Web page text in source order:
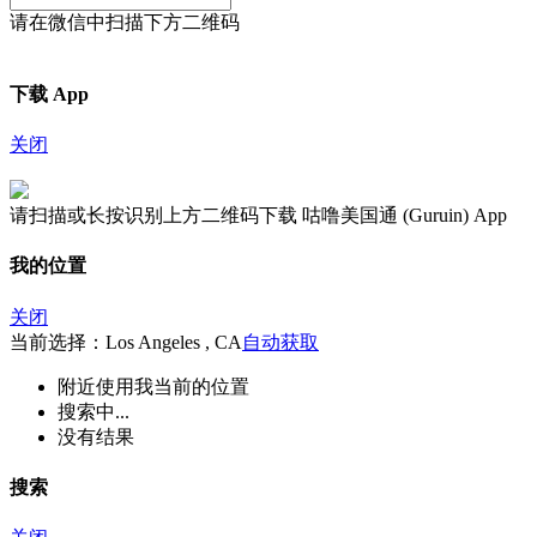
请在微信中扫描下方二维码
下载 App
关闭
请扫描或长按识别上方二维码下载 咕噜美国通 (Guruin) App
我的位置
关闭
当前选择：Los Angeles , CA 自动获取
附近使用我当前的位置
搜索中...
没有结果
搜索